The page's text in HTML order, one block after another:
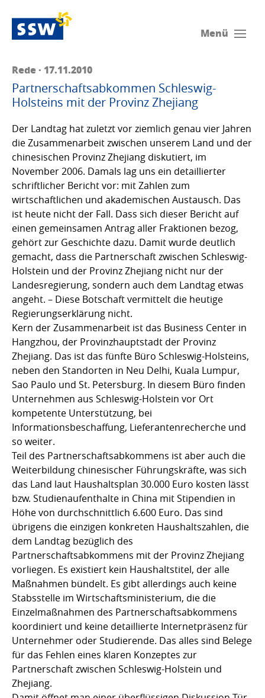
Menü
Rede · 17.11.2010
Partnerschaftsabkommen Schleswig-
Holsteins mit der Provinz Zhejiang
Der Landtag hat zuletzt vor ziemlich genau vier Jahren
die Zusammenarbeit zwischen unserem Land und der
chinesischen Provinz Zhejiang diskutiert, im
November 2006. Damals lag uns ein detaillierter
schriftlicher Bericht vor: mit Zahlen zum
wirtschaftlichen und akademischen Austausch. Das
ist heute nicht der Fall. Dass sich dieser Bericht auf
einen gemeinsamen Antrag aller Fraktionen bezog,
gehört zur Geschichte dazu. Damit wurde deutlich
gemacht, dass die Partnerschaft zwischen Schleswig-
Holstein und der Provinz Zhejiang nicht nur der
Landesregierung, sondern auch dem Landtag etwas
angeht. – Diese Botschaft vermittelt die heutige
Regierungserklärung nicht.
Kern der Zusammenarbeit ist das Business Center in
Hangzhou, der Provinzhauptstadt der Provinz
Zhejiang. Das ist das fünfte Büro Schleswig-Holsteins,
neben den Standorten in Neu Delhi, Kuala Lumpur,
Sao Paulo und St. Petersburg. In diesem Büro finden
Unternehmen aus Schleswig-Holstein vor Ort
kompetente Unterstützung, bei
Informationsbeschaffung, Lieferantenrecherche und
so weiter.
Teil des Partnerschaftsabkommens ist aber auch die
Weiterbildung chinesischer Führungskräfte, was sich
das Land laut Haushaltsplan 30.000 Euro kosten lässt
bzw. Studienaufenthalte in China mit Stipendien in
Höhe von durchschnittlich 6.600 Euro. Das sind
übrigens die einzigen konkreten Haushaltszahlen, die
dem Landtag bezüglich des
Partnerschaftsabkommens mit der Provinz Zhejiang
vorliegen. Es existiert kein Haushaltstitel, der alle
Maßnahmen bündelt. Es gibt allerdings auch keine
Stabsstelle im Wirtschaftsministerium, die die
Einzelmaßnahmen des Partnerschaftsabkommens
koordiniert und keine detaillierte Internetpräsenz für
Unternehmer oder Studierende. Das alles sind Belege
für das Fehlen eines klaren Konzeptes zur
Partnerschaft zwischen Schleswig-Holstein und
Zhejiang.